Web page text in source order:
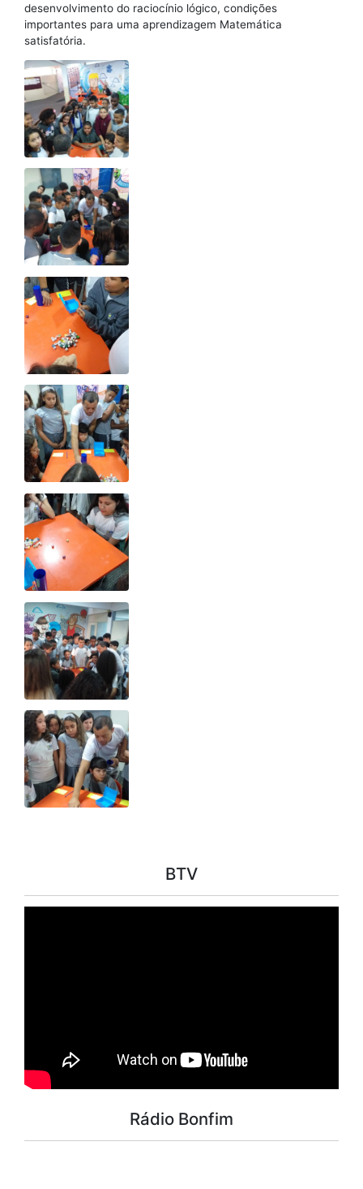
desenvolvimento do raciocínio lógico, condições
importantes para uma aprendizagem Matemática
satisfatória.
BTV
Rádio Bonfim